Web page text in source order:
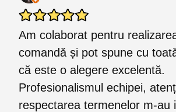
Am colaborat pentru
comandă și pot spune cu
că este o alegere excelentă.
Profesionalismul echipei,
respectarea termenelor m-au